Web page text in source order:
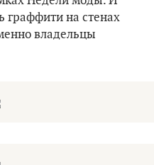
граффити на стенах
владельцы